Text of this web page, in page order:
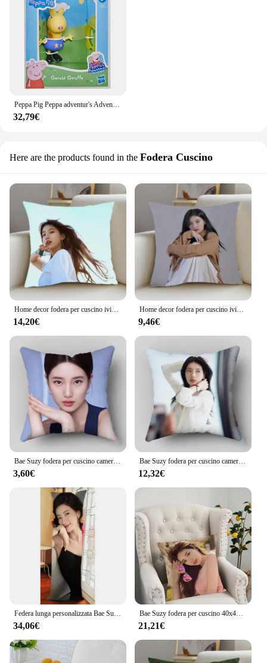
32,79€
Here are the products found in the Fodera Cuscino
14,20€
Home decor fodera per cuscino iving kpop Bae Suzy room bedroomo office car Dakimakura cuscini di tiro federa quadrata decorazioni per la casa
9,46€
Bae Suzy fodera per cuscino camera da letto Home Office federa decorativa con cerniera quadrata federe per cuscini da sposa tessuto in raso 0425
3,60€
Bae Suzy fodera per cuscino camera da letto Home Office federa decorativa con cerniera quadrata federe per cuscini da sposa tessuto in raso 0425
12,32€
Federa lunga personalizzata Bae Suzy Girl Actor Body Pillow Cover uomo donna Home Bedroom rettangolo Sleep Decoration accessori 0425
34,06€
Bae Suzy fodera per cuscino 40x40 fodere per cuscini ornamentali decorativo Luxury Kanye Easter Goods Emu Oori Bratz Home bassotto Dog
21,21€